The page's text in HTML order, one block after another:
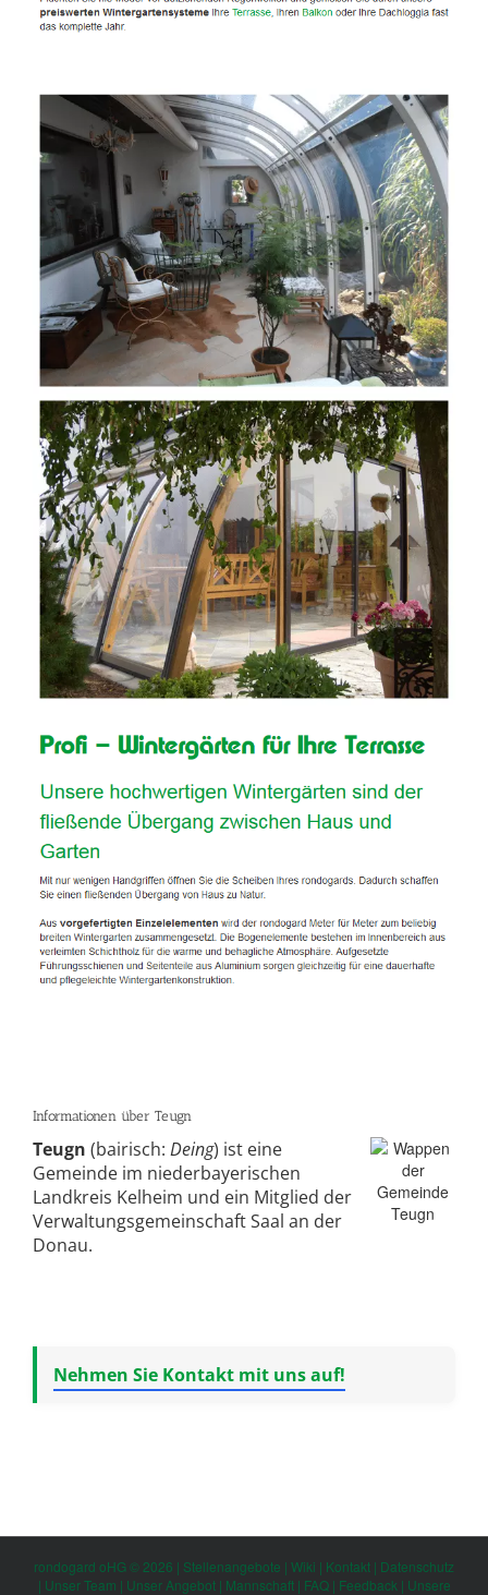
Informationen über Teugn
Teugn (bairisch: Deing) ist eine
Gemeinde im niederbayerischen
Landkreis Kelheim und ein Mitglied der
Verwaltungsgemeinschaft Saal an der
Donau.
Nehmen Sie Kontakt mit uns auf!
rondogard oHG © 2026 | Stellenangebote | Wiki | Kontakt | Datenschutz
| Unser Team | Unser Angebot| Mannschaft| FAQ| Feedback | Unsere